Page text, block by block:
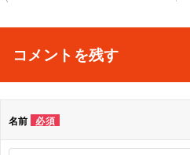
ビ
コメントを残す
名前 必須